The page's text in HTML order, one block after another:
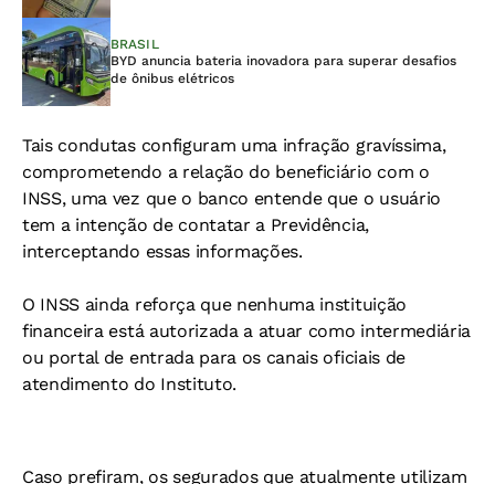
BRASIL
BYD anuncia bateria inovadora para superar desafios
de ônibus elétricos
Tais condutas configuram uma infração gravíssima,
comprometendo a relação do beneficiário com o
INSS, uma vez que o banco entende que o usuário
tem a intenção de contatar a Previdência,
interceptando essas informações.
O INSS ainda reforça que nenhuma instituição
financeira está autorizada a atuar como intermediária
ou portal de entrada para os canais oficiais de
atendimento do Instituto.
Caso prefiram, os segurados que atualmente utilizam